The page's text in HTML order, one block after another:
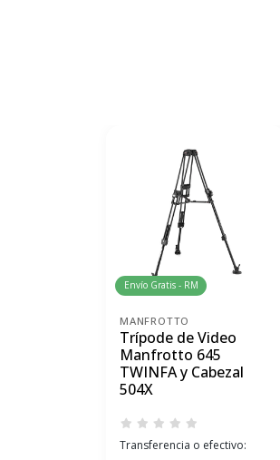
Envío Gratis - RM
MANFROTTO
Trípode de Video
Manfrotto 645
TWINFA y Cabezal
504X
Transferencia o efectivo: